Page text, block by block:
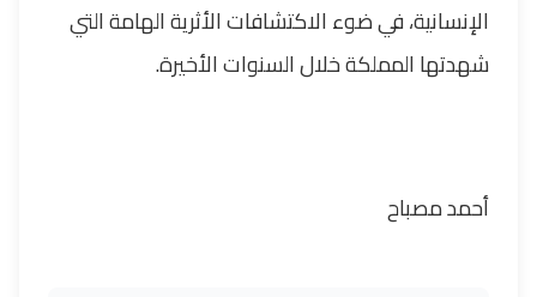
الإنسانية، في ضوء الاكتشافات الأثرية الهامة التي
شهدتها المملكة خلال السنوات الأخيرة.
أحمد مصباح